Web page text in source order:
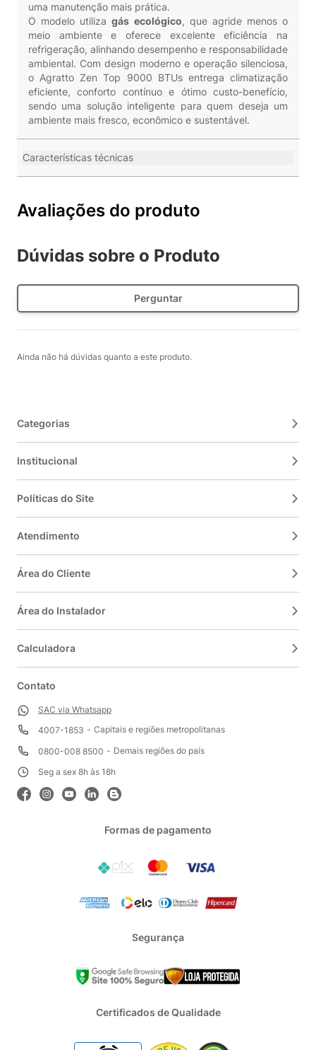
uma manutenção mais prática.
O modelo utilizagás ecológico, que agride menos o
meio ambiente e oferece excelente eficiência na
refrigeração, alinhando desempenho e responsabilidade
ambiental. Com design moderno e operação silenciosa,
o Agratto Zen Top 9000 BTUs entrega climatização
eficiente, conforto contínuo e ótimo custo-benefício,
sendo uma solução inteligente para quem deseja um
ambiente mais fresco, econômico e sustentável.
Características técnicas
Avaliações do produto
Dúvidas sobre o Produto
Perguntar
Ainda não há dúvidas quanto a este produto.
Categorias
Institucional
Políticas do Site
Atendimento
Área do Cliente
Área do Instalador
Calculadora
Contato
SAC via Whatsapp
4007-1853
Capitais e regiões metropolitanas
0800-008 8500
Demais regiões do país
Seg a sex 8h às 18h
Formas de pagamento
Segurança
Certificados de Qualidade